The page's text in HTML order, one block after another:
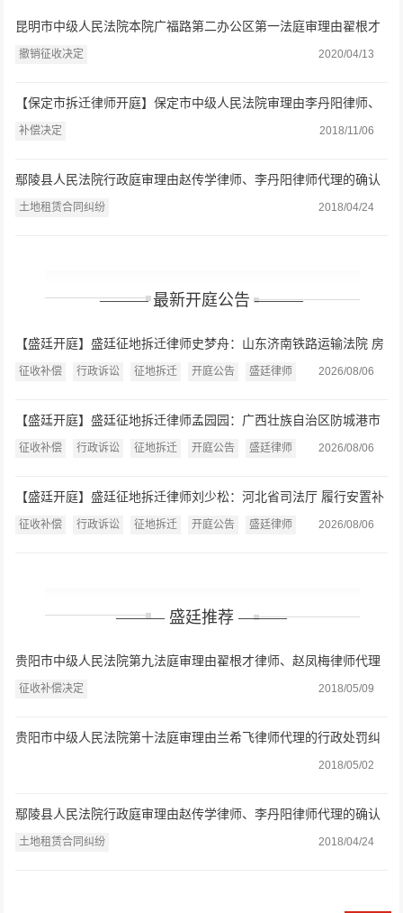
昆明市中级人民法院本院广福路第二办公区第一法庭审理由翟根才
律师、马律师代理的撤销征收决定一审案件一案
撤销征收决定 2020/04/13
【保定市拆迁律师开庭】保定市中级人民法院审理由李丹阳律师、
赵凤梅律师代理的补偿决定一案
补偿决定 2018/11/06
鄢陵县人民法院行政庭审理由赵传学律师、李丹阳律师代理的确认
强拆违法一案
土地租赁合同纠纷 2018/04/24
——— 最新开庭公告 ———
【盛廷开庭】盛廷征地拆迁律师史梦舟：山东济南铁路运输法院 房
屋征收补偿决定案开庭公告（2026.8.7）
征收补偿 行政诉讼 征地拆迁 开庭公告 盛廷律师 2026/08/06
【盛廷开庭】盛廷征地拆迁律师孟园园：广西壮族自治区防城港市
中级人民法院 房屋征收或征用补偿、行政赔偿案开庭公告
征收补偿 行政诉讼 征地拆迁 开庭公告 盛廷律师 2026/08/06
【盛廷开庭】盛廷征地拆迁律师刘少松：河北省司法厅 履行安置补
偿职责案开庭公告（2026.8.7）
征收补偿 行政诉讼 征地拆迁 开庭公告 盛廷律师 2026/08/06
——— 盛廷推荐 ———
贵阳市中级人民法院第九法庭审理由翟根才律师、赵凤梅律师代理
的征收补偿决定一案
征收补偿决定 2018/05/09
贵阳市中级人民法院第十法庭审理由兰希飞律师代理的行政处罚纠
2018/05/02
鄢陵县人民法院行政庭审理由赵传学律师、李丹阳律师代理的确认
强拆违法一案
土地租赁合同纠纷 2018/04/24